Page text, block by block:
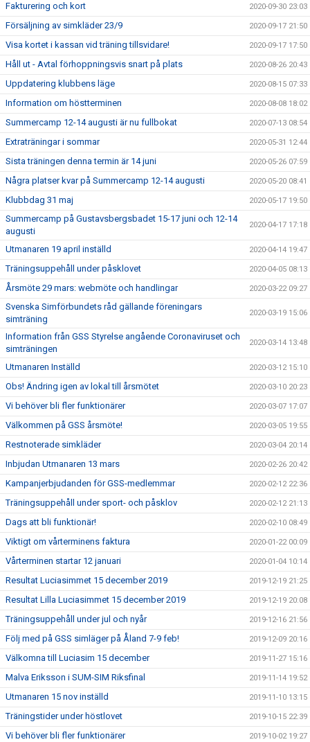
Fakturering och kort 2020-09-30 23:03
Försäljning av simkläder 23/9 2020-09-17 21:50
Visa kortet i kassan vid träning tillsvidare! 2020-09-17 17:50
Håll ut - Avtal förhoppningsvis snart på plats 2020-08-26 20:43
Uppdatering klubbens läge 2020-08-15 07:33
Information om höstterminen 2020-08-08 18:02
Summercamp 12-14 augusti är nu fullbokat 2020-07-13 08:54
Extraträningar i sommar 2020-05-31 12:44
Sista träningen denna termin är 14 juni 2020-05-26 07:59
Några platser kvar på Summercamp 12-14 augusti 2020-05-20 08:41
Klubbdag 31 maj 2020-05-17 19:50
Summercamp på Gustavsbergsbadet 15-17 juni och 12-14
augusti
2020-04-17 17:18
Utmanaren 19 april inställd 2020-04-14 19:47
Träningsuppehåll under påsklovet 2020-04-05 08:13
Årsmöte 29 mars: webmöte och handlingar 2020-03-22 09:27
Svenska Simförbundets råd gällande föreningars
simträning
2020-03-19 15:06
Information från GSS Styrelse angående Coronaviruset och
simträningen
2020-03-14 13:48
Utmanaren Inställd 2020-03-12 15:10
Obs! Ändring igen av lokal till årsmötet 2020-03-10 20:23
Vi behöver bli fler funktionärer 2020-03-07 17:07
Välkommen på GSS årsmöte! 2020-03-05 19:55
Restnoterade simkläder 2020-03-04 20:14
Inbjudan Utmanaren 13 mars 2020-02-26 20:42
Kampanjerbjudanden för GSS-medlemmar 2020-02-12 22:36
Träningsuppehåll under sport- och påsklov 2020-02-12 21:13
Dags att bli funktionär! 2020-02-10 08:49
Viktigt om vårterminens faktura 2020-01-22 00:09
Vårterminen startar 12 januari 2020-01-04 10:14
Resultat Luciasimmet 15 december 2019 2019-12-19 21:25
Resultat Lilla Luciasimmet 15 december 2019 2019-12-19 20:08
Träningsuppehåll under jul och nyår 2019-12-16 21:56
Följ med på GSS simläger på Åland 7-9 feb! 2019-12-09 20:16
Välkomna till Luciasim 15 december 2019-11-27 15:16
Malva Eriksson i SUM-SIM Riksfinal 2019-11-14 19:52
Utmanaren 15 nov inställd 2019-11-10 13:15
Träningstider under höstlovet 2019-10-15 22:39
Vi behöver bli fler funktionärer 2019-10-02 19:27